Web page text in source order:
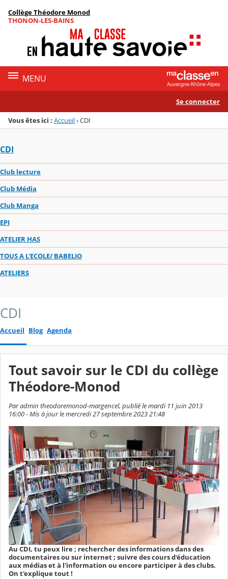
Menu de la rubrique
Contenu
Collège Théodore Monod
THONON-LES-BAINS
MENU
Se connecter
Vous êtes ici : Accueil›CDI
CDI
Club lecture
Club Média
Club Manga
EPI
ATELIER HAS
TOUS A L'ECOLE/ BABELIO
ATELIERS
CDI
Accueil Blog Agenda
Tout savoir sur le CDI du collège
Théodore-Monod
Par admin theodoremonod-margencel, publié le mardi 11 juin 2013
16:00 - Mis à jour le mercredi 27 septembre 2023 21:48
Au CDI, tu peux lire ; rechercher des informations dans des
documentaires ou sur internet ; suivre des cours d'éducation
aux médias et à l'information ou encore participer à des clubs.
On t'explique tout !